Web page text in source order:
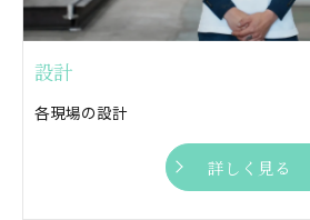
設計
各現場の設計
詳しく見る